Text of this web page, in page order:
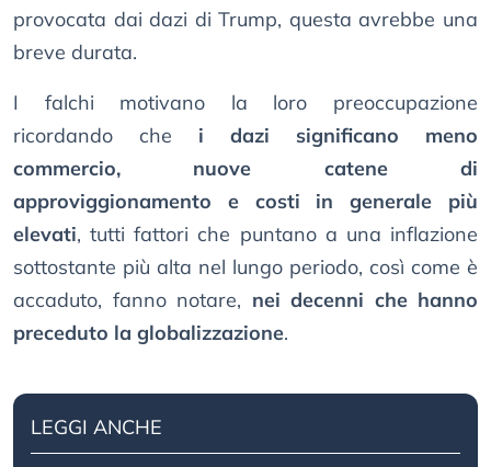
provocata dai dazi di Trump, questa avrebbe una
breve durata.
I falchi motivano la loro preoccupazione
ricordando che i dazi significano meno
commercio, nuove catene di
approviggionamento e costi in generale più
elevati, tutti fattori che puntano a una inflazione
sottostante più alta nel lungo periodo, così come è
accaduto, fanno notare, nei decenni che hanno
preceduto la globalizzazione.
LEGGI ANCHE